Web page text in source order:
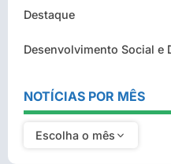
Destaque
Desenvolvimento Social e
NOTÍCIAS POR MÊS
Escolha o mês